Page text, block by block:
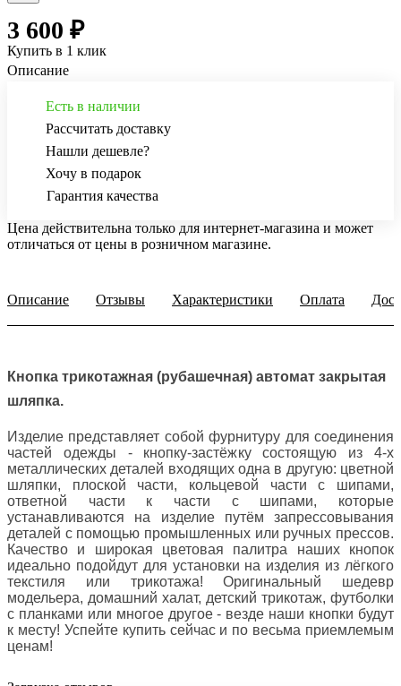
3 600 ₽
Купить в 1 клик
Описание
Есть в наличии
Рассчитать доставку
Нашли дешевле?
Хочу в подарок
Гарантия качества
Цена действительна только для интернет-магазина и может
отличаться от цены в розничном магазине.
Описание Отзывы Характеристики Оплата
Кнопка трикотажная (рубашечная) автомат закрытая
шляпка.
Изделие представляет собой фурнитуру для соединения
частей одежды - кнопку-застёжку состоящую из 4-х
металлических деталей входящих одна в другую: цветной
шляпки, плоской части, кольцевой части с шипами,
ответной части к части с шипами, которые
устанавливаются на изделие путём запрессовывания
деталей с помощью промышленных или ручных прессов.
Качество и широкая цветовая палитра наших кнопок
идеально подойдут для установки на изделия из лёгкого
текстиля или трикотажа! Оригинальный шедевр
модельера, домашний халат, детский трикотаж, футболки
с планками или многое другое - везде наши кнопки будут
к месту! Успейте купить сейчас и по весьма приемлемым
ценам!